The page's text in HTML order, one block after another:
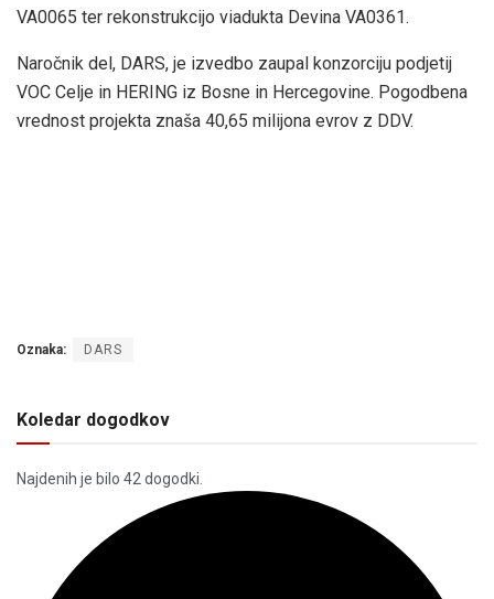
VA0065 ter rekonstrukcijo viadukta Devina VA0361.
Naročnik del, DARS, je izvedbo zaupal konzorciju podjetij
VOC Celje in HERING iz Bosne in Hercegovine. Pogodbena
vrednost projekta znaša 40,65 milijona evrov z DDV.
Oznaka: DARS
Koledar dogodkov
Najdenih je bilo 42 dogodki.